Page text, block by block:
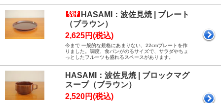
HASAMI：波佐見焼 | プレート
（ブラウン）
2,625円(税込)
今まで 一般的な規格にあまりない、22cmプレートを作
りました。調度、食パンがのるサイズで、サラダやちょ
っとしたフルーツも盛れるスペースがあります。
HASAMI：波佐見焼 | ブロックマグ
スープ（ブラウン）
2,520円(税込)